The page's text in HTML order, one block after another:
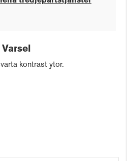
kontrast ytor.